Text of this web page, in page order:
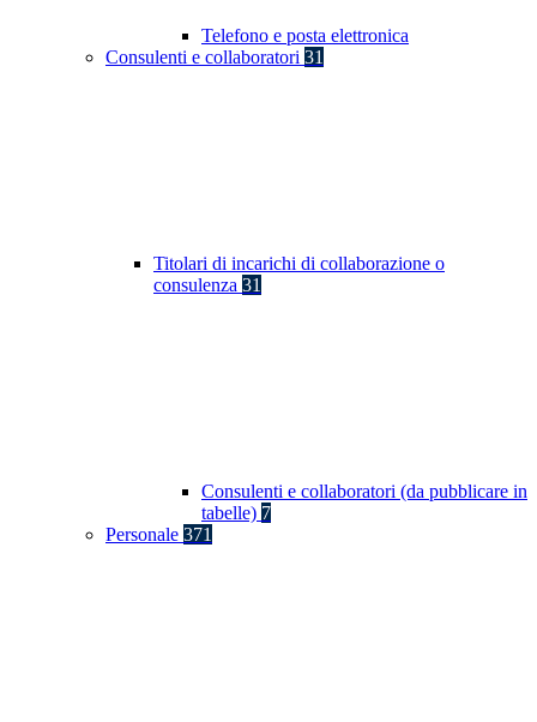
Telefono e posta elettronica
Consulenti e collaboratori 31
Titolari di incarichi di collaborazione o
consulenza 31
Consulenti e collaboratori (da pubblicare in
tabelle) 7
Personale 371